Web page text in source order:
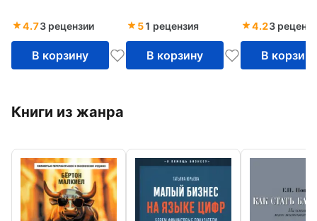
4.73 рецензии
В корзину
51 рецензия
В корзину
4.23
В корзину
Книги из жанра